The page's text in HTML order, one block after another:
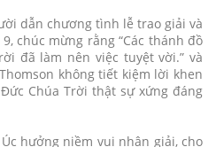
dẫn chương tình lễ trao giải và
chúc mừng rằng “Các thánh đồ
đã làm nên việc tuyệt vời.” và
không tiết kiệm lời khen
Chúa Trời thật sự xứng đáng
hưởng niềm vui nhận giải, cho